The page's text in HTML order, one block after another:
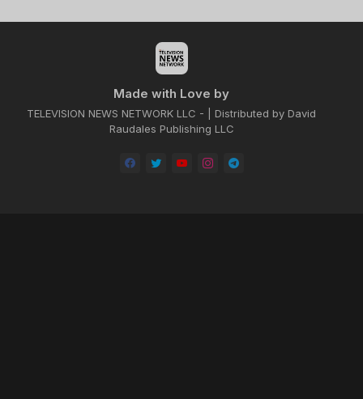
Made with Love by
TELEVISION NEWS NETWORK LLC - | Distributed by David
Raudales Publishing LLC